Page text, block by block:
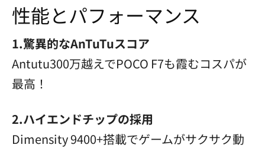
性能とパフォーマンス
1.驚異的なAnTuTuスコア
Antutu300万越えでPOCO F7も霞むコスパが
最高！
2.ハイエンドチップの採用
Dimensity 9400+搭載でゲームがサクサク動